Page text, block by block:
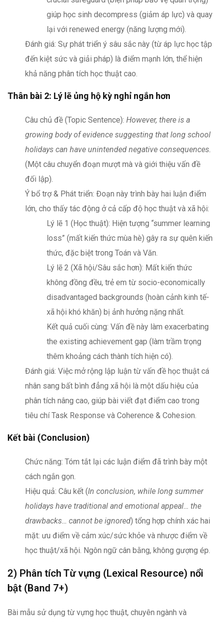
giúp học sinh decompress (giảm áp lực) và quay
lại với renewed energy (năng lượng mới).
Đánh giá: Sự phát triển ý sâu sắc này (từ áp lực học tập
đến kiệt sức và giải pháp) là điểm mạnh lớn, thể hiện
khả năng phân tích học thuật cao.
Thân bài 2: Lý lẽ ủng hộ kỳ nghỉ ngắn hơn
Câu chủ đề (Topic Sentence): However, there is a
growing body of evidence suggesting that long school
holidays can have unintended negative consequences.
(Một câu chuyển đoạn mượt mà và giới thiệu vấn đề
đối lập).
Ý bổ trợ & Phát triển: Đoạn này trình bày hai luận điểm
lớn, cho thấy tác động ở cả cấp độ học thuật và xã hội:
Lý lẽ 1 (Học thuật): Hiện tượng “summer learning
loss” (mất kiến thức mùa hè) gây ra sự quên kiến
thức, đặc biệt trong Toán và Văn.
Lý lẽ 2 (Xã hội/Sâu sắc hơn): Mất kiến thức
không đồng đều, trẻ em từ socio-economically
disadvantaged backgrounds (hoàn cảnh kinh tế-
xã hội khó khăn) bị ảnh hưởng nặng nhất.
Kết quả cuối cùng: Vấn đề này làm exacerbating
the existing achievement gap (làm trầm trọng
thêm khoảng cách thành tích hiện có).
Đánh giá: Việc mở rộng lập luận từ vấn đề học thuật cá
nhân sang bất bình đẳng xã hội là một dấu hiệu của
phân tích nâng cao, giúp bài viết đạt điểm cao trong
tiêu chí Task Response và Coherence & Cohesion.
Kết bài (Conclusion)
Chức năng: Tóm tắt lại các luận điểm đã trình bày một
cách ngắn gọn.
Hiệu quả: Câu kết (In conclusion, while long summer
holidays have traditional and emotional appeal… the
drawbacks… cannot be ignored) tổng hợp chính xác hai
mặt: ưu điểm về cảm xúc/sức khỏe và nhược điểm về
học thuật/xã hội. Ngôn ngữ cân bằng, không gượng ép.
2) Phân tích Từ vựng (Lexical Resource) nổi
bật (Band 7+)
Bài mẫu sử dụng từ vựng học thuật, chuyên ngành và